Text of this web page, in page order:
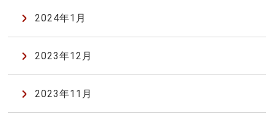
2024年1月
2023年12月
2023年11月